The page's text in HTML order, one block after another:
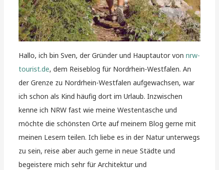
Hallo, ich bin Sven, der Gründer und Hauptautor vonnrw-
tourist.de, dem Reiseblog für Nordrhein-Westfalen. An
der Grenze zu Nordrhein-Westfalen aufgewachsen, war
ich schon als Kind häufig dort im Urlaub. Inzwischen
kenne ich NRW fast wie meine Westentasche und
möchte die schönsten Orte auf meinem Blog gerne mit
meinen Lesern teilen. Ich liebe es in der Natur unterwegs
zu sein, reise aber auch gerne in neue Städte und
begeistere mich sehr für Architektur und